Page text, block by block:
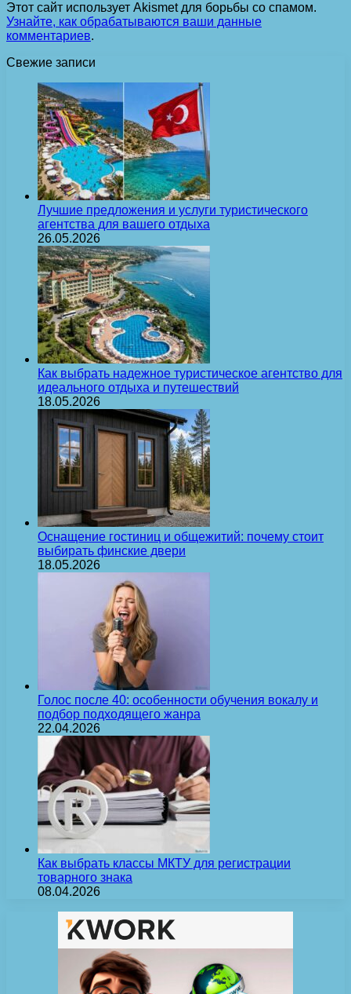
Этот сайт использует Akismet для борьбы со спамом.
Узнайте, как обрабатываются ваши данные
комментариев.
Свежие записи
Лучшие предложения и услуги туристического
агентства для вашего отдыха
26.05.2026
Как выбрать надежное туристическое агентство для
идеального отдыха и путешествий
18.05.2026
Оснащение гостиниц и общежитий: почему стоит
выбирать финские двери
18.05.2026
Голос после 40: особенности обучения вокалу и
подбор подходящего жанра
22.04.2026
Как выбрать классы МКТУ для регистрации
товарного знака
08.04.2026